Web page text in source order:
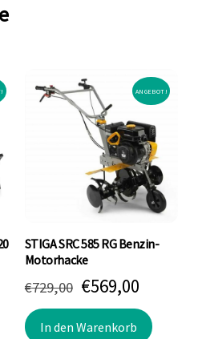
ANGEBOT!
STIGA SRC 585 RG Benzin-
Motorhacke
€729,00 Ursprünglicher
Preis
€569,00
Preis
In den Warenkorb